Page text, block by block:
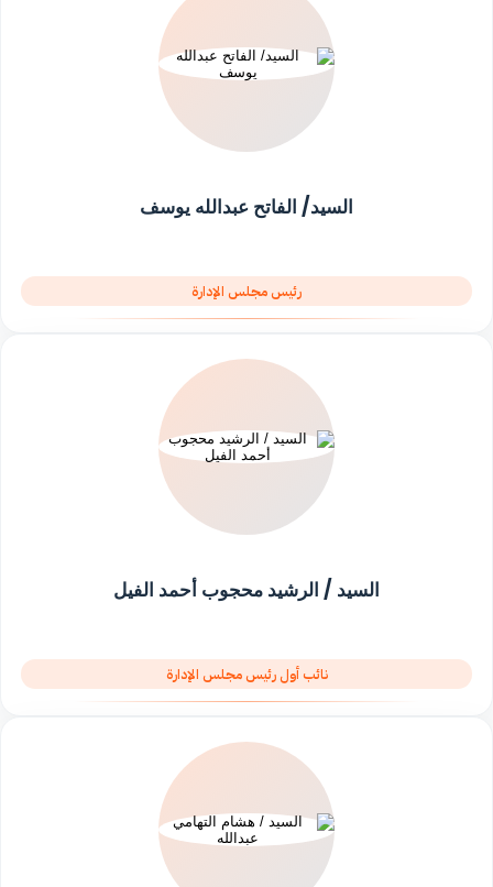
السيد/ الفاتح عبدالله يوسف
رئيس مجلس الإدارة
السيد / الرشيد محجوب أحمد الفيل
نائب أول رئيس مجلس الإدارة